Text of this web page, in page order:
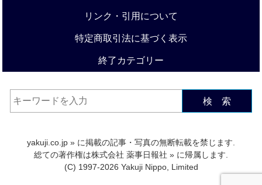
リンク・引用について
特定商取引法に基づく表示
終了カテゴリー
検 索
yakuji.co.jp » に掲載の記事・写真の無断転載を禁じます.
総ての著作権は株式会社 薬事日報社 » に帰属します.
(C) 1997-2026 Yakuji Nippo, Limited